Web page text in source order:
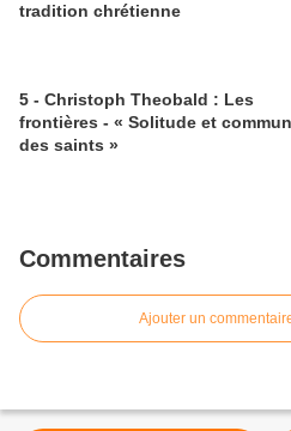
tradition chrétienne
5 - Christoph Theobald : Les
frontières - « Solitude et
des saints »
Commentaires
Ajouter un